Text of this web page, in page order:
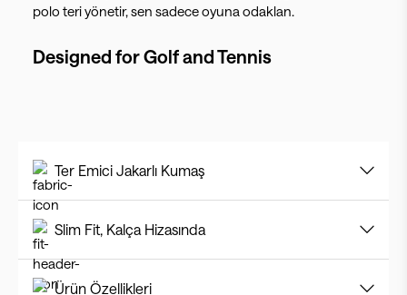
polo teri yönetir, sen sadece oyuna odaklan.
Designed forGolf and Tennis
Ter Emici Jakarlı Kumaş
Slim Fit, Kalça Hizasında
Ürün Özellikleri